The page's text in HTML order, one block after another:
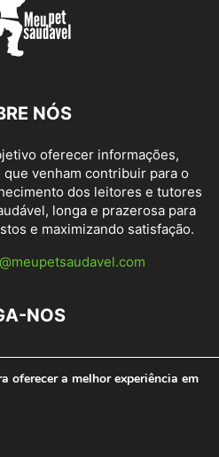
NÓS
oferecer informações,
venham contribuir para o
dos leitores e tutores
longa e prazerosa para
e maximizando satisfação.
NOS
2019. Todos os direitos
oferecer a melhor experiência em